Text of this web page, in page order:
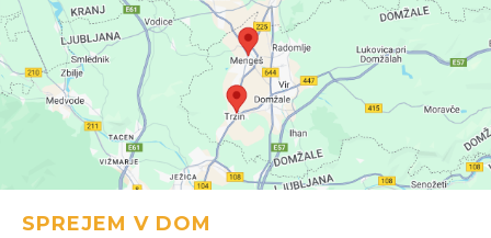
SPREJEM V DOM